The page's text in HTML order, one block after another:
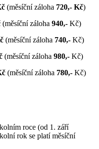
(měsíční záloha 720,- Kč)
(měsíční záloha 940,- Kč)
(měsíční záloha 740,- Kč)
(měsíční záloha 980,- Kč)
(měsíční záloha 780,- Kč)
roce (od 1. září
rok se platí měsíční